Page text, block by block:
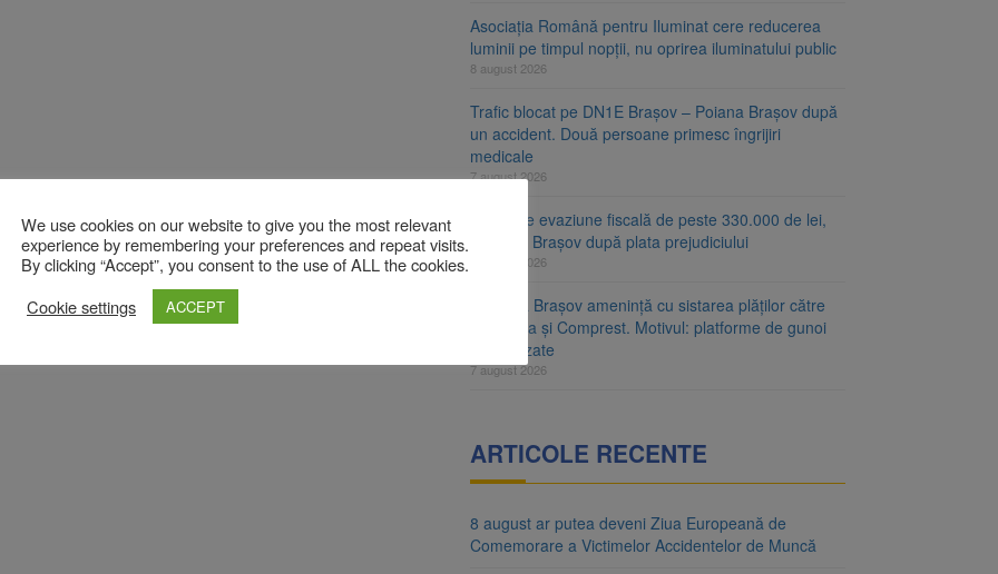
Asociația Română pentru Iluminat cere reducerea
luminii pe timpul nopții, nu oprirea iluminatului public
8 august 2026
Trafic blocat pe DN1E Brașov – Poiana Brașov după
un accident. Două persoane primesc îngrijiri
medicale
7 august 2026
Dosar de evaziune fiscală de peste 330.000 de lei,
clasat la Brașov după plata prejudiciului
7 august 2026
Primăria Brașov amenință cu sistarea plăților către
Brai-Cata și Comprest. Motivul: platforme de gunoi
neigienizate
7 august 2026
ARTICOLE RECENTE
8 august ar putea deveni Ziua Europeană de
Comemorare a Victimelor Accidentelor de Muncă
We use cookies on our website to give you the most relevant
experience by remembering your preferences and repeat visits.
By clicking “Accept”, you consent to the use of ALL the cookies.
Cookie settings
ACCEPT